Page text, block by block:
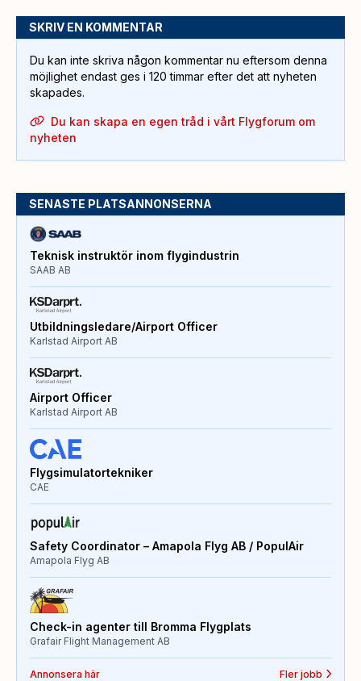
SKRIV EN KOMMENTAR
Du kan inte skriva någon kommentar nu eftersom denna
möjlighet endast ges i 120 timmar efter det att nyheten
skapades.
Du kan skapa en egen tråd i vårt Flygforum om
nyheten
SENASTE PLATSANNONSERNA
Teknisk instruktör inom flygindustrin
SAAB AB
Utbildningsledare/Airport Officer
Karlstad Airport AB
Airport Officer
Karlstad Airport AB
Flygsimulatortekniker
CAE
Safety Coordinator – Amapola Flyg AB / PopulAir
Amapola Flyg AB
Check-in agenter till Bromma Flygplats
Grafair Flight Management AB
Annonsera här Fler jobb